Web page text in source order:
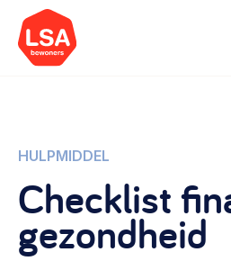
Onderwerpen
Starten van een initiatief
Rechtsvormen, positionering,
Wat we doen
HULPMIDDEL
Checklist
gezondheid